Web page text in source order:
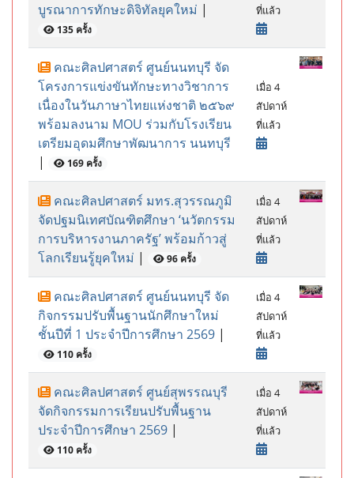
บูรณาการทักษะดิจิทัลยุคใหม่ |
135 ครั้ง
ที่แล้ว
คณะศิลปศาสตร์ ศูนย์นนทบุรี จัด
โครงการแข่งขันทักษะทางวิชาการ
เนื่องในวันภาษาไทยแห่งชาติ ๒๕๖๙
พร้อมลงนาม MOU ร่วมกับโรงเรียน
เตรียมอุดมศึกษาพัฒนาการ นนทบุรี
|
169 ครั้ง
เมื่อ 4
สัปดาห์
ที่แล้ว
คณะศิลปศาสตร์ มทร.สุวรรณภูมิ
จัดปฐมนิเทศบัณฑิตศึกษา ‘นวัตกรรม
การบริหารงานภาครัฐ’ พร้อมก้าวสู่
โลกเรียนรู้ยุคใหม่ | 96 ครั้ง
เมื่อ 4
สัปดาห์
ที่แล้ว
คณะศิลปศาสตร์ ศูนย์นนทบุรี จัด
กิจกรรมปรับพื้นฐานนักศึกษาใหม่
ชั้นปีที่ 1 ประจำปีการศึกษา 2569 |
110 ครั้ง
เมื่อ 4
สัปดาห์
ที่แล้ว
คณะศิลปศาสตร์ ศูนย์สุพรรณบุรี
จัดกิจกรรมการเรียนปรับพื้นฐาน
ประจำปีการศึกษา 2569 |
110 ครั้ง
เมื่อ 4
สัปดาห์
ที่แล้ว